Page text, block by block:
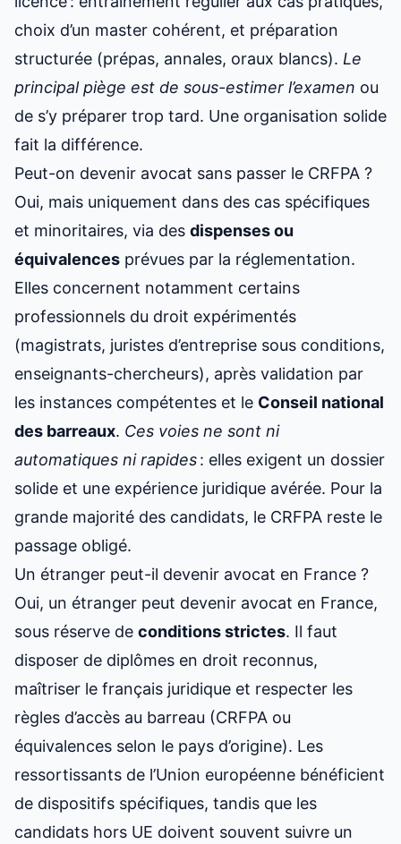
choix d’un master cohérent, et préparation
structurée (prépas, annales, oraux blancs). Le
principal piège est de sous-estimer l’examen ou
de s’y préparer trop tard. Une organisation solide
fait la différence.
Peut-on devenir avocat sans passer le CRFPA ?
Oui, mais uniquement dans des cas spécifiques
et minoritaires, via des dispenses ou
équivalences prévues par la réglementation.
Elles concernent notamment certains
professionnels du droit expérimentés
(magistrats, juristes d’entreprise sous conditions,
enseignants-chercheurs), après validation par
les instances compétentes et le Conseil national
des barreaux. Ces voies ne sont ni
automatiques ni rapides: elles exigent un dossier
solide et une expérience juridique avérée. Pour la
grande majorité des candidats, le CRFPA reste le
passage obligé.
Un étranger peut-il devenir avocat en France ?
Oui, un étranger peut devenir avocat en France,
sous réserve de conditions strictes. Il faut
disposer de diplômes en droit reconnus,
maîtriser le français juridique et respecter les
règles d’accès au barreau (CRFPA ou
équivalences selon le pays d’origine). Les
ressortissants de l’Union européenne bénéficient
de dispositifs spécifiques, tandis que les
candidats hors UE doivent souvent suivre un